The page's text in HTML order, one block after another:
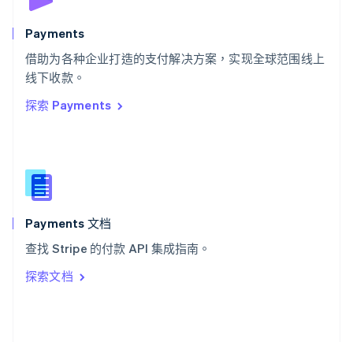
Payments
借助为各种企业打造的支付解决方案，实现全球范围线上
线下收款。
探索 Payments
Payments 文档
查找 Stripe 的付款 API 集成指南。
探索文档
斯洛文尼亚
泰国
ไทยEnglish
希腊
English
西班牙
新西兰
English
匈牙利
English
ItalianoEnglish
印度
English